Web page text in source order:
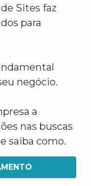
Sites faz
para
negócio.
a
nas buscas
saiba como.